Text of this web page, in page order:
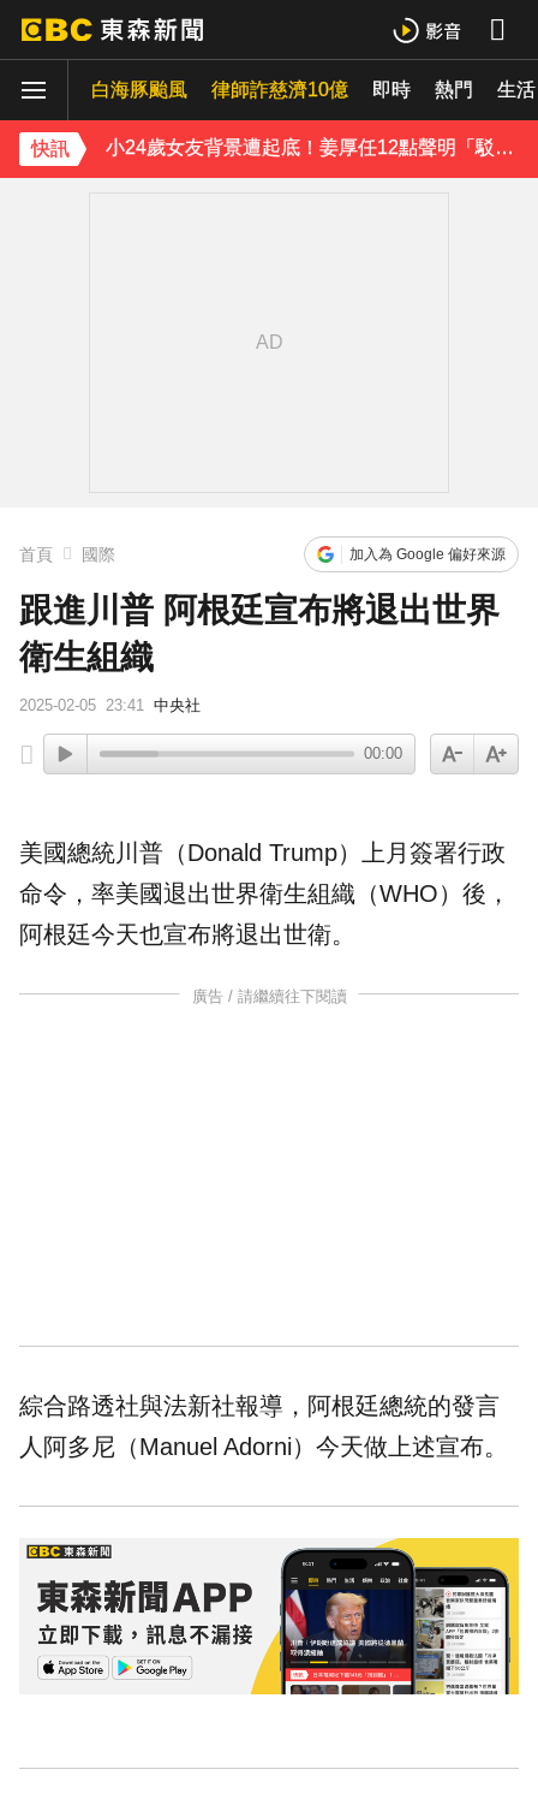
白海豚颱風 律師詐慈濟10億 即時 熱門 生活
快訊
下載東森App，隨時掌握天下大小事！
小24歲女友背景遭起底！姜厚任12點聲明「駁小三傳聞」：你在講三小？
首頁 國際 加入為 Google 偏好來源
跟進川普 阿根廷宣布將退出世界
衛生組織
2025-02-05 23:41 中央社
00:00
美國總統川普（Donald Trump）上月簽署行政
命令，率美國退出世界衛生組織 （WHO）後，
阿根廷今天也宣布將退出世衛。
廣告 / 請繼續往下閱讀
綜合路透社與法新社報導，阿根廷總統的發言
人阿多尼（Manuel Adorni）今天做上述宣布。